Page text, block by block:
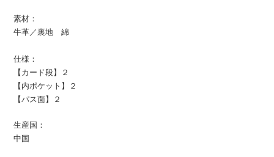
素材：
牛革／裏地 綿
仕様：
【カード段】２
【内ポケット】２
【パス面】２
生産国：
中国